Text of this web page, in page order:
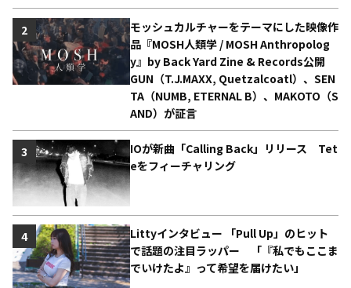
モッシュカルチャーをテーマにした映像作
品『MOSH人類学 / MOSH Anthropolog
y』by Back Yard Zine & Records公開
GUN（T.J.MAXX, Quetzalcoatl）、SEN
TA（NUMB, ETERNAL B）、MAKOTO（S
AND）が証言
2
IOが新曲「Calling Back」リリース Tet
eをフィーチャリング
3
Littyインタビュー 「Pull Up」のヒット
で話題の注目ラッパー 「『私でもここま
でいけたよ』って希望を届けたい」
4